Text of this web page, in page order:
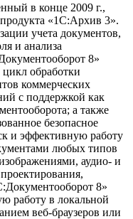
в конце 2009 г.,
«1С:Архив 3».
учета документов,
и анализа
8»
обработки
коммерческих
с поддержкой как
а также
безопасное
и эффективную работу
любых типов
аудио- и
8»
работу в локальной
веб-браузеров или